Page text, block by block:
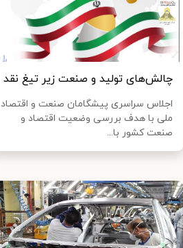
چالش‌های تولید و صنعت زیر تیغ نقد
اجلاس سراسری پیشگامان صنعت و اقتصاد
ملی با هدف بررسی وضعیت اقتصاد و
صنعت کشور با...